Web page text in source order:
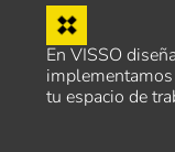
En VISSO
tu espacio de